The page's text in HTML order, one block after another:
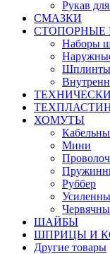
Рукав
СМАЗКИ
СТОПОРНЫЕ
Наборы
Шплинты
ХОМУТЫ
Мини
Руббер
ШАЙБЫ
ШПРИЦЫ И
Другие товары